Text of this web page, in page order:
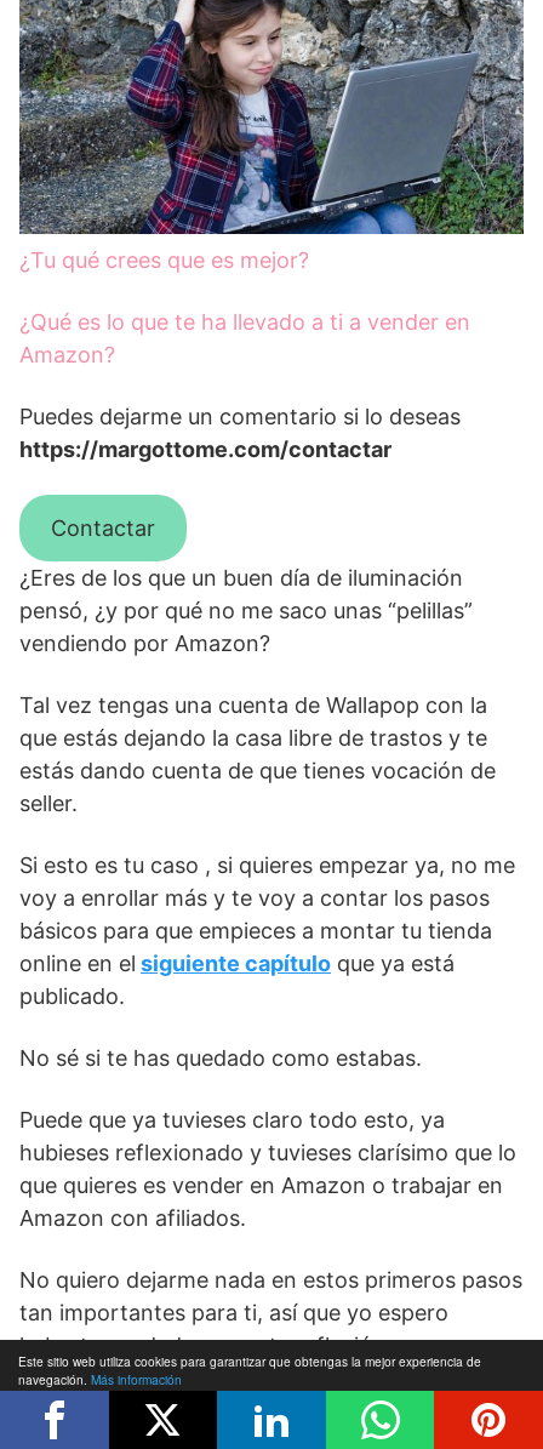
Acepto
Este sitio web utiliza cookies para garantizar que obtengas la mejor experiencia de
navegación. Más información
¿Tu qué crees que es mejor?
¿Qué es lo que te ha llevado a ti a vender en
Amazon?
Puedes dejarme un comentario si lo deseas
https://margottome.com/contactar
Contactar
¿Eres de los que un buen día de iluminación
pensó, ¿y por qué no me saco unas “pelillas”
vendiendo por Amazon?
Tal vez tengas una cuenta de Wallapop con la
que estás dejando la casa libre de trastos y te
estás dando cuenta de que tienes vocación de
seller.
Si esto es tu caso , si quieres empezar ya, no me
voy a enrollar más y te voy a contar los pasos
básicos para que empieces a montar tu tienda
online en el siguiente capítulo que ya está
publicado.
No sé si te has quedado como estabas.
Puede que ya tuvieses claro todo esto, ya
hubieses reflexionado y tuvieses clarísimo que lo
que quieres es vender en Amazon o trabajar en
Amazon con afiliados.
No quiero dejarme nada en estos primeros pasos
tan importantes para ti, así que yo espero
haberte ayudado con esta reflexión.
Si tu ya estás de vuelta, ya lo tienes claro,
ya
sabes para qué quieres vender en Amazon y